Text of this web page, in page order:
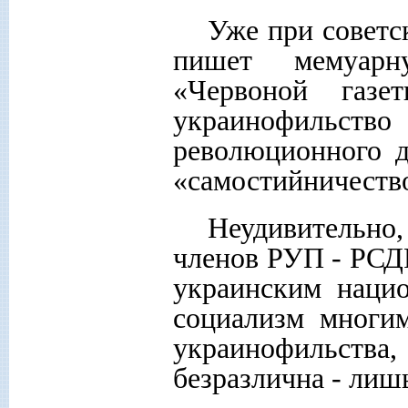
Уже при
пишет
«Червоной
революционного
членов РУП -
украинским
социализм
безразлична -